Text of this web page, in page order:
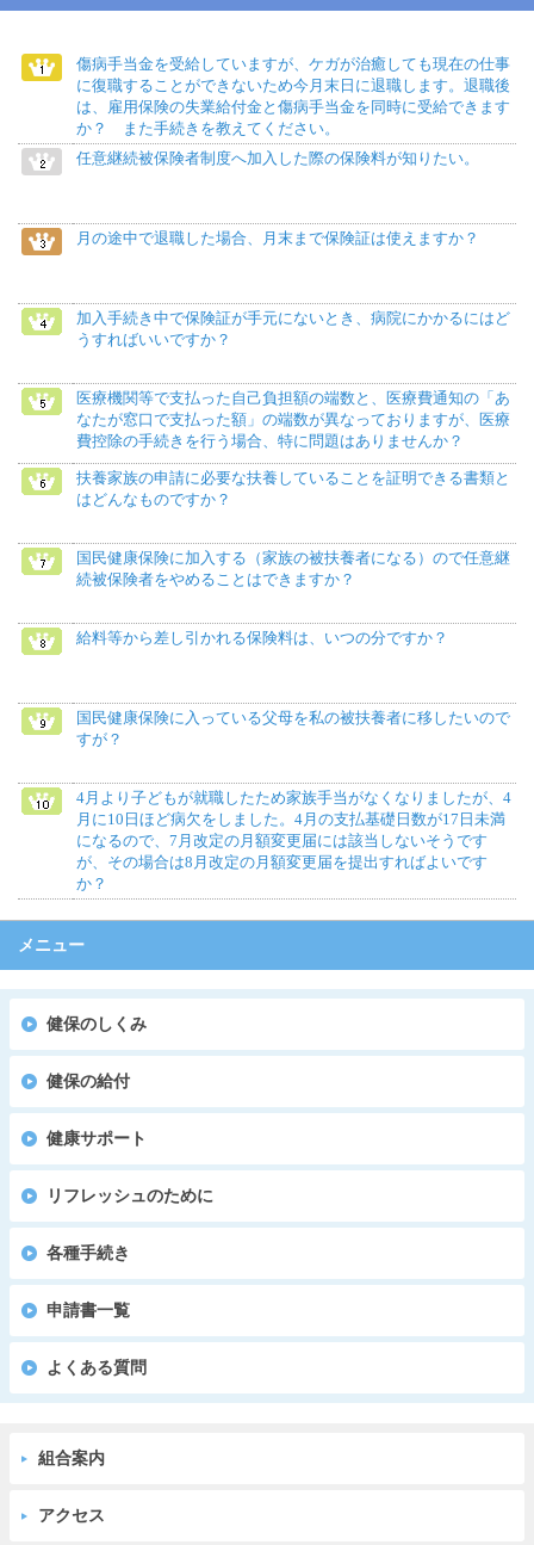
傷病手当金を受給していますが、ケガが治癒しても現在の仕事
に復職することができないため今月末日に退職します。退職後
は、雇用保険の失業給付金と傷病手当金を同時に受給できます
か？ また手続きを教えてください。
任意継続被保険者制度へ加入した際の保険料が知りたい。
月の途中で退職した場合、月末まで保険証は使えますか？
加入手続き中で保険証が手元にないとき、病院にかかるにはど
うすればいいですか？
医療機関等で支払った自己負担額の端数と、医療費通知の「あ
なたが窓口で支払った額」の端数が異なっておりますが、医療
費控除の手続きを行う場合、特に問題はありませんか？
扶養家族の申請に必要な扶養していることを証明できる書類と
はどんなものですか？
国民健康保険に加入する（家族の被扶養者になる）ので任意継
続被保険者をやめることはできますか？
給料等から差し引かれる保険料は、いつの分ですか？
国民健康保険に入っている父母を私の被扶養者に移したいので
すが？
4月より子どもが就職したため家族手当がなくなりましたが、4
月に10日ほど病欠をしました。4月の支払基礎日数が17日未満
になるので、7月改定の月額変更届には該当しないそうです
が、その場合は8月改定の月額変更届を提出すればよいです
か？
メニュー
健保のしくみ
健保の給付
健康サポート
リフレッシュのために
各種手続き
申請書一覧
よくある質問
組合案内
アクセス